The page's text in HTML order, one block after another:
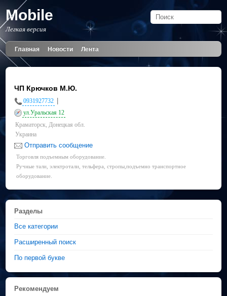
Mobile
Легкая версия
Главная Новости Лента
ЧП Крючков М.Ю.
0931927732
ул.Уральская 12
Краматорск, Донецкая обл.
Украина
Отправить сообщение
Торговля подъемным оборудование.
Ручные тали, электротали, тельфера, стропы,подъемно транспортное
оборудование.
Разделы
Все категории
Расширенный поиск
По первой букве
Рекомендуем